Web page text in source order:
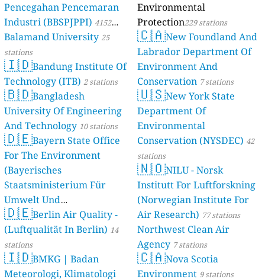
Pencegahan Pencemaran
Industri (BBSPJPPI) 4152
stations
Balamand University25
stations
🇮🇩Bandung Institute Of
Technology (ITB) 2 stations
🇧🇩Bangladesh
University Of Engineering
And Technology 10 stations
🇩🇪Bayern State Office
For The Environment
(Bayerisches
Staatsministerium Für
Umwelt Und
Verbraucherschutz) - LfU
46 stations
🇩🇪Berlin Air Quality -
(Luftqualität In Berlin) 14
stations
🇮🇩BMKG | Badan
Meteorologi, Klimatologi
Environmental
Protection229 stations
🇨🇦New Foundland And
Labrador Department Of
Environment And
Conservation 7 stations
🇺🇸New York State
Department Of
Environmental
Conservation (NYSDEC) 42
stations
🇳🇴NILU - Norsk
Institutt For Luftforskning
(Norwegian Institute For
Air Research) 77 stations
Northwest Clean Air
Agency 7 stations
🇨🇦Nova Scotia
Environment 9 stations